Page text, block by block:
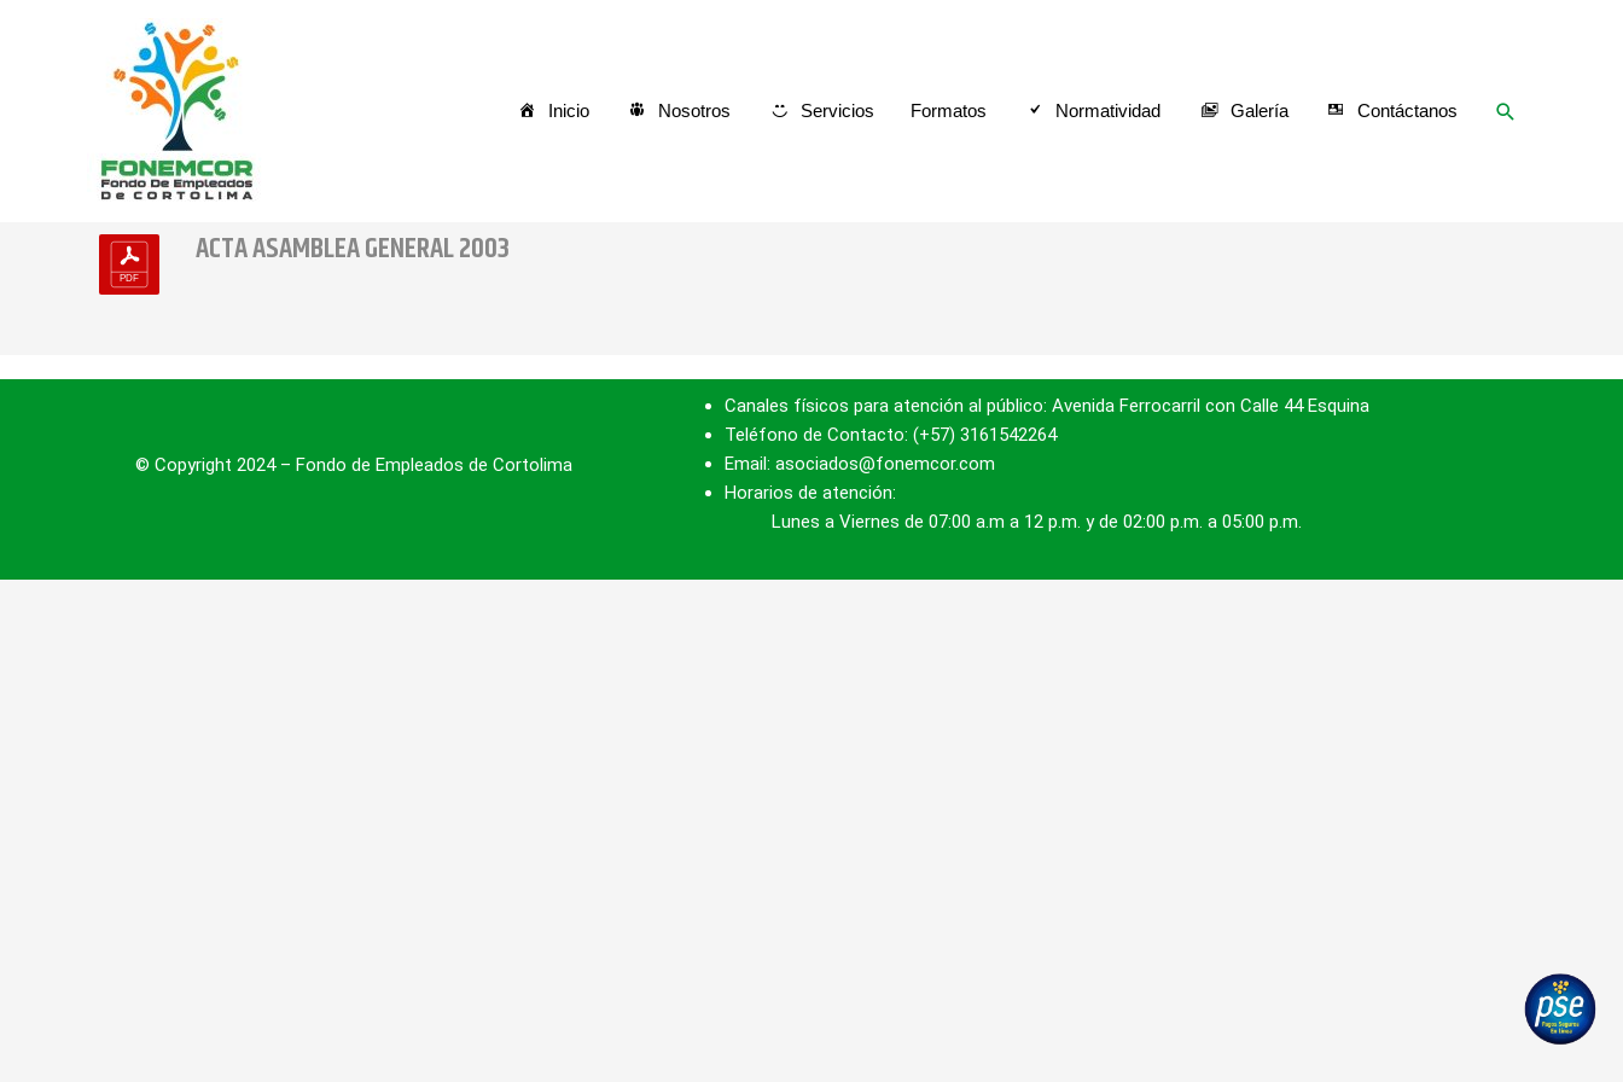
Inicio
Nosotros Servicios Formatos Normatividad Galería Contáctanos Buscar
ACTA ASAMBLEA GENERAL 2003
© Copyright 2024 – Fondo de Empleados de Cortolima
Canales físicos para atención al público: Avenida Ferrocarril con Calle 44 Esquina
Teléfono de Contacto: (+57) 3161542264
Email: asociados@fonemcor.com
Horarios de atención:
Lunes a Viernes de 07:00 a.m a 12 p.m. y de 02:00 p.m. a 05:00 p.m.